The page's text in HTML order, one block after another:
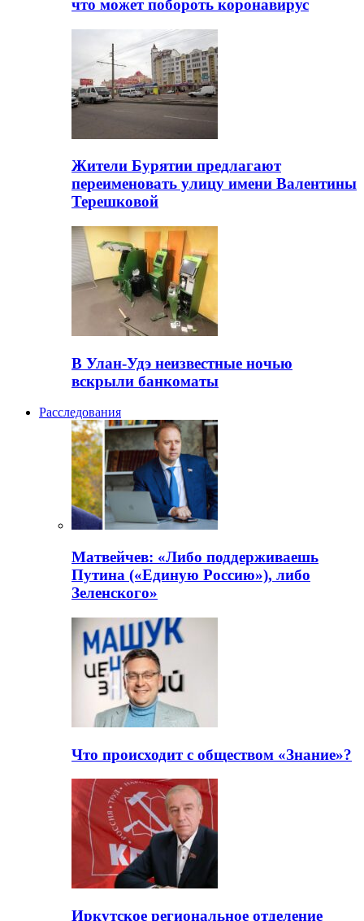
что может побороть коронавирус
Жители Бурятии предлагают
переименовать улицу имени Валентины
Терешковой
В Улан-Удэ неизвестные ночью
вскрыли банкоматы
Расследования
Матвейчев: «Либо поддерживаешь
Путина («Единую Россию»), либо
Зеленского»
Что происходит с обществом «Знание»?
Иркутское региональное отделение